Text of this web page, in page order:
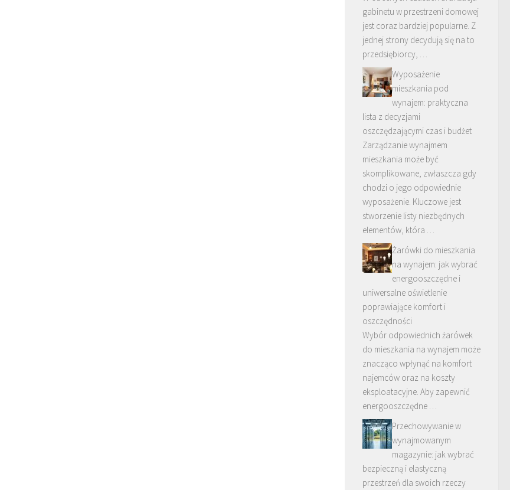
gabinetu w przestrzeni domowej
jest coraz bardziej popularne. Z
jednej strony decydują się na to
przedsiębiorcy, …
Wyposażenie
mieszkania pod
wynajem: praktyczna
lista z decyzjami
oszczędzającymi czas i budżet
Zarządzanie wynajmem
mieszkania może być
skomplikowane, zwłaszcza gdy
chodzi o jego odpowiednie
wyposażenie. Kluczowe jest
stworzenie listy niezbędnych
elementów, która …
Żarówki do mieszkania
na wynajem: jak wybrać
energooszczędne i
uniwersalne oświetlenie
poprawiające komfort i
oszczędności
Wybór odpowiednich żarówek
do mieszkania na wynajem może
znacząco wpłynąć na komfort
najemców oraz na koszty
eksploatacyjne. Aby zapewnić
energooszczędne …
Przechowywanie w
wynajmowanym
magazynie: jak wybrać
bezpieczną i elastyczną
przestrzeń dla swoich rzeczy